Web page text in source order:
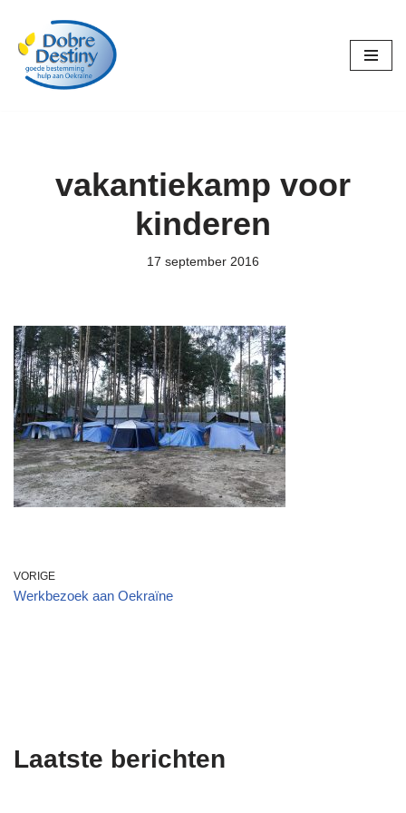
Ga
naar
vakantiekamp voor
kinderen
17 september 2016
VORIGE
Werkbezoek aan Oekraïne
Laatste berichten